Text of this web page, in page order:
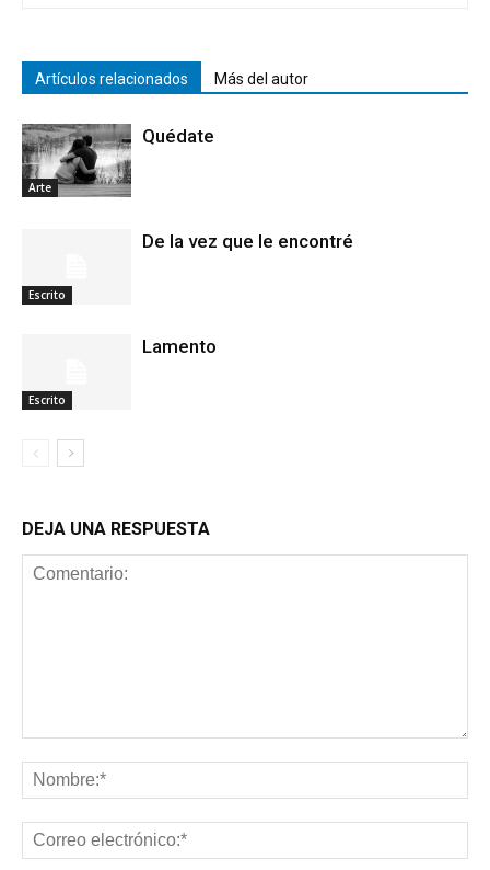
Artículos relacionados Más del autor
Arte
Quédate
Escrito
De la vez que le encontré
Escrito
Lamento
DEJA UNA RESPUESTA